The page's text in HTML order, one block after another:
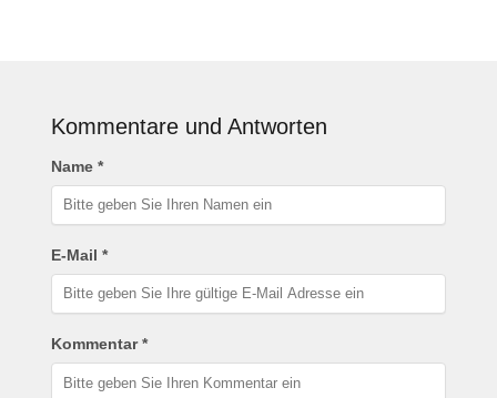
Kommentare und Antworten
Name *
E-Mail *
Kommentar *